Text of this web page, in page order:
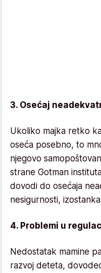
3. Osećaj
Ukoliko majka retko
oseća posebno, to
njegovo
strane Gotman
dovodi do osećaja
nesigurnosti,
4. Problemi u
Nedostatak mamine
razvoj deteta,